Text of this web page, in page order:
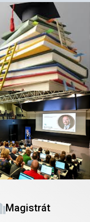
Magistrát